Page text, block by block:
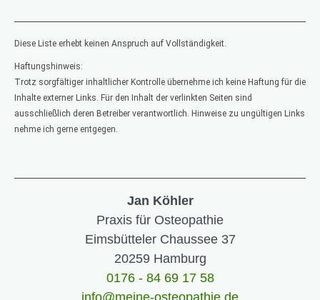
Diese Liste erhebt keinen Anspruch auf Vollständigkeit.
Haftungshinweis:
Trotz sorgfältiger inhaltlicher Kontrolle übernehme ich keine Haftung für die
Inhalte externer Links. Für den Inhalt der verlinkten Seiten sind
ausschließlich deren Betreiber verantwortlich. Hinweise zu ungültigen Links
nehme ich gerne entgegen.
Jan Köhler
Praxis für Osteopathie
Eimsbütteler Chaussee 37
20259 Hamburg
0176 - 84 69 17 58
info@meine-osteopathie.de